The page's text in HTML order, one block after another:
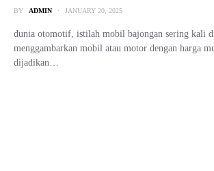
BY ADMIN JANUARY 20, 2025
dunia otomotif, istilah mobil bajongan sering kali
menggambarkan mobil atau motor dengan harga
dijadikan…